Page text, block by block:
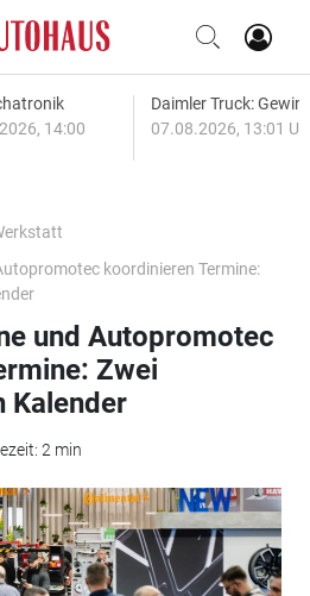
14:00
Daimler Truck:
07.08.2026, 13:01
koordinieren Termine:
und Autopromotec
Zwei
Kalender
2 min